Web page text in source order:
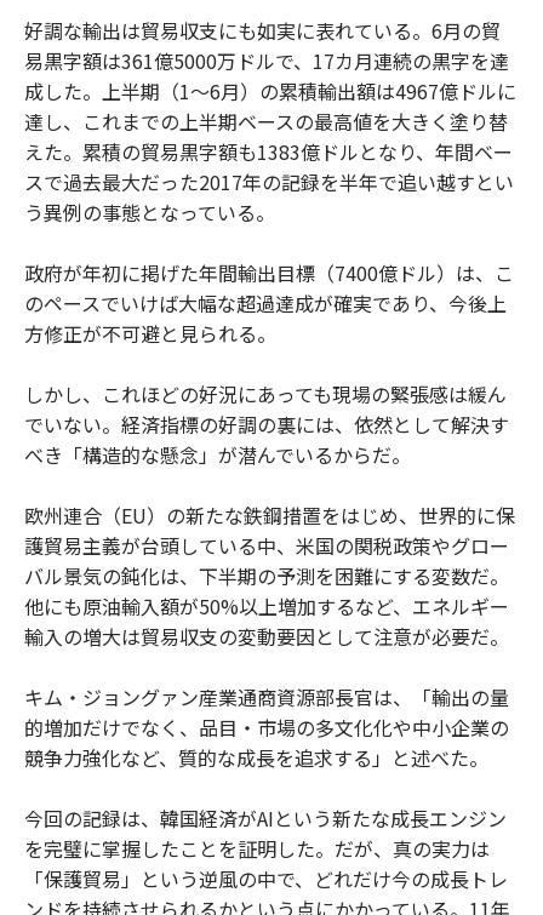
好調な輸出は貿易収支にも如実に表れている。6月の貿
易黒字額は361億5000万ドルで、17カ月連続の黒字を達
成した。上半期（1〜6月）の累積輸出額は4967億ドルに
達し、これまでの上半期ベースの最高値を大きく塗り替
えた。累積の貿易黒字額も1383億ドルとなり、年間ベー
スで過去最大だった2017年の記録を半年で追い越すとい
う異例の事態となっている。
政府が年初に掲げた年間輸出目標（7400億ドル）は、こ
のペースでいけば大幅な超過達成が確実であり、今後上
方修正が不可避と見られる。
しかし、これほどの好況にあっても現場の緊張感は緩ん
でいない。経済指標の好調の裏には、依然として解決す
べき「構造的な懸念」が潜んでいるからだ。
欧州連合（EU）の新たな鉄鋼措置をはじめ、世界的に保
護貿易主義が台頭している中、米国の関税政策やグロー
バル景気の鈍化は、下半期の予測を困難にする変数だ。
他にも原油輸入額が50%以上増加するなど、エネルギー
輸入の増大は貿易収支の変動要因として注意が必要だ。
キム・ジョングァン産業通商資源部長官は、「輸出の量
的増加だけでなく、品目・市場の多文化化や中小企業の
競争力強化など、質的な成長を追求する」と述べた。
今回の記録は、韓国経済がAIという新たな成長エンジン
を完璧に掌握したことを証明した。だが、真の実力は
「保護貿易」という逆風の中で、どれだけ今の成長トレ
ンドを持続させられるかという点にかかっている。11年